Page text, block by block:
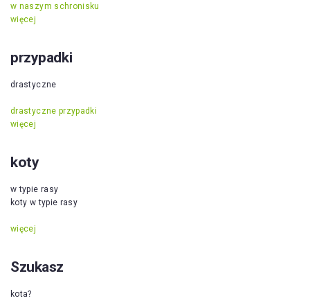
w naszym schronisku
więcej
przypadki
drastyczne
drastyczne przypadki
więcej
koty
w typie rasy
koty w typie rasy
więcej
Szukasz
kota?